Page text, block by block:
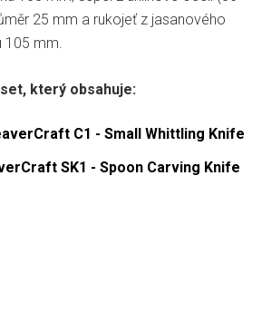
25 mm a rukojeť z jasanového
105 mm.
který obsahuje:
C1 - Small Whittling Knife
SK1 - Spoon Carving Knife